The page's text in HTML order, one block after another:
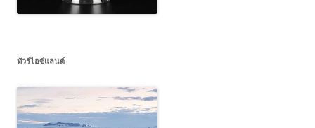
ทัวร์ไอซ์แลนด์